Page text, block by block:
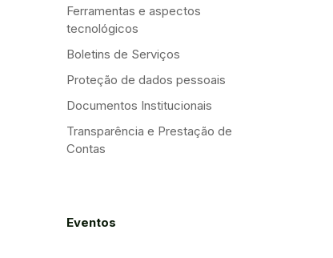
Ferramentas e aspectos
tecnológicos
Boletins de Serviços
Proteção de dados pessoais
Documentos Institucionais
Transparência e Prestação de
Contas
Eventos